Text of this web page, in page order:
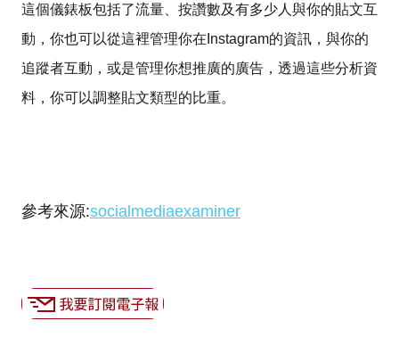
這個儀錶板包括了流量、按讚數及有多少人與你的貼文互
動，你也可以從這裡管理你在Instagram的資訊，與你的
追蹤者互動，或是管理你想推廣的廣告，透過這些分析資
料，你可以調整貼文類型的比重。
參考來源:socialmediaexaminer